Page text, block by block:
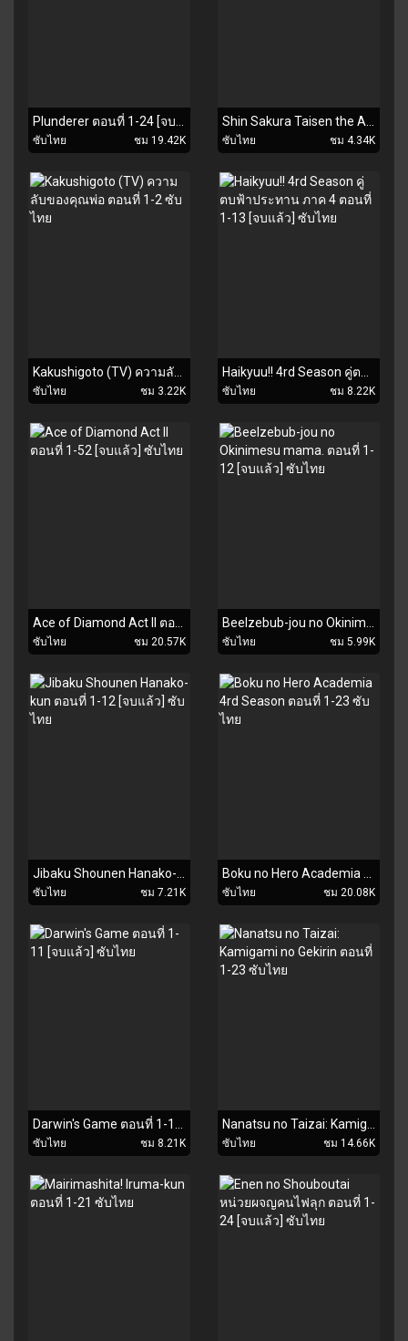
ซับไทย ชม 19.42K ซับไทย ชม 4.34K
ซับไทย ชม 3.22K ซับไทย ชม 8.22K
ซับไทย ชม 20.57K ซับไทย ชม 5.99K
ซับไทย ชม 7.21K ซับไทย ชม 20.08K
ซับไทย ชม 8.21K ซับไทย ชม 14.66K